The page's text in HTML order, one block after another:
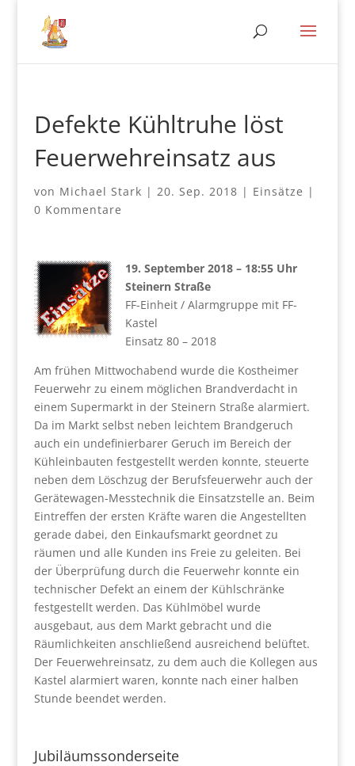
Defekte Kühltruhe löst
Feuerwehreinsatz aus
von Michael Stark | 20. Sep. 2018 | Einsätze |
0 Kommentare
19. September 2018 – 18:55 Uhr
Steinern Straße
FF-Einheit / Alarmgruppe mit FF-
Kastel
Einsatz 80 – 2018
Am frühen Mittwochabend wurde die Kostheimer
Feuerwehr zu einem möglichen Brandverdacht in
einem Supermarkt in der Steinern Straße alarmiert.
Da im Markt selbst neben leichtem Brandgeruch
auch ein undefinierbarer Geruch im Bereich der
Kühleinbauten festgestellt werden konnte, steuerte
neben dem Löschzug der Berufsfeuerwehr auch der
Gerätewagen-Messtechnik die Einsatzstelle an. Beim
Eintreffen der ersten Kräfte waren die Angestellten
gerade dabei, den Einkaufsmarkt geordnet zu
räumen und alle Kunden ins Freie zu geleiten. Bei
der Überprüfung durch die Feuerwehr konnte ein
technischer Defekt an einem der Kühlschränke
festgestellt werden. Das Kühlmöbel wurde
ausgebaut, aus dem Markt gebracht und die
Räumlichkeiten anschließend ausreichend belüftet.
Der Feuerwehreinsatz, zu dem auch die Kollegen aus
Kastel alarmiert waren, konnte nach einer halben
Stunde beendet werden.
Jubiläumssonderseite